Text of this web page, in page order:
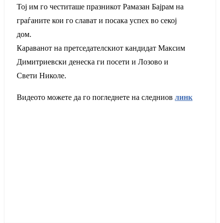
Тој им го честиташе празникот Рамазан Бајрам на
граѓаните кои го слават и посака успех во секој
дом.
Караванот на претседателскиот кандидат Максим
Димитриевски денеска ги посети и Лозово и
Свети Николе.
Видеото можете да го погледнете на следниов линк